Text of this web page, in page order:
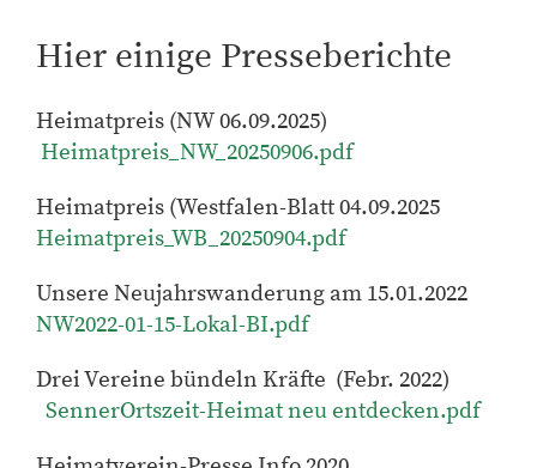
Hier einige Presseberichte
Heimatpreis (NW 06.09.2025)
Heimatpreis_NW_20250906.pdf
Heimatpreis (Westfalen-Blatt 04.09.2025
Heimatpreis_WB_20250904.pdf
Unsere Neujahrswanderung am 15.01.2022
NW2022-01-15-Lokal-BI.pdf
Drei Vereine bündeln Kräfte (Febr. 2022)
SennerOrtszeit-Heimat neu entdecken.pdf